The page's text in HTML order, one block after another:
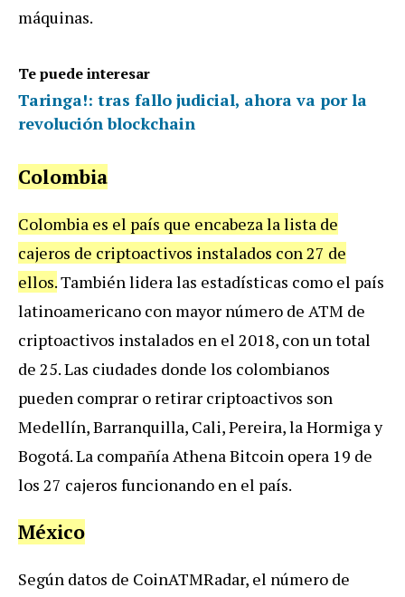
máquinas.
Te puede interesar
Taringa!: tras fallo judicial, ahora va por la
revolución blockchain
Colombia
Colombia es el país que encabeza la lista de
cajeros de criptoactivos instalados con 27 de
ellos.También lidera las estadísticas como el país
latinoamericano con mayor número de ATM de
criptoactivos instalados en el 2018, con un total
de 25. Las ciudades donde los colombianos
pueden comprar o retirar criptoactivos son
Medellín, Barranquilla, Cali, Pereira, la Hormiga y
Bogotá. La compañía Athena Bitcoin opera 19 de
los 27 cajeros funcionando en el país.
México
Según datos de CoinATMRadar, el número de